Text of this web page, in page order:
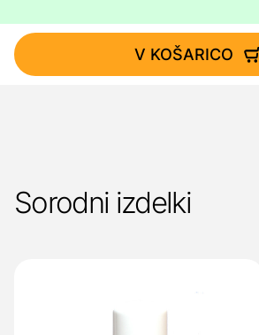
V KOŠARICO
Sorodni izdelki